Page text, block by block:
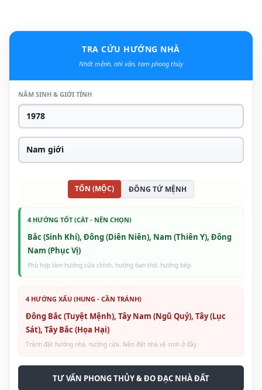
TRA CỨU HƯỚNG NHÀ
Nhất mệnh, nhì vận, tam phong thủy
NĂM SINH & GIỚI TÍNH
TỐN (MỘC) ĐÔNG TỨ MỆNH
4 HƯỚNG TỐT (CÁT - NÊN CHỌN)
Bắc (Sinh Khí), Đông (Diên Niên), Nam (Thiên Y), Đông
Nam (Phục Vị)
Phù hợp làm hướng cửa chính, hướng ban thờ, hướng bếp.
4 HƯỚNG XẤU (HUNG - CẦN TRÁNH)
Đông Bắc (Tuyệt Mệnh), Tây Nam (Ngũ Quỷ), Tây (Lục
Sát), Tây Bắc (Họa Hại)
Tránh đặt hướng nhà, hướng cửa. Nên đặt nhà vệ sinh ở đây.
TƯ VẤN PHONG THỦY & ĐO ĐẠC NHÀ ĐẤT